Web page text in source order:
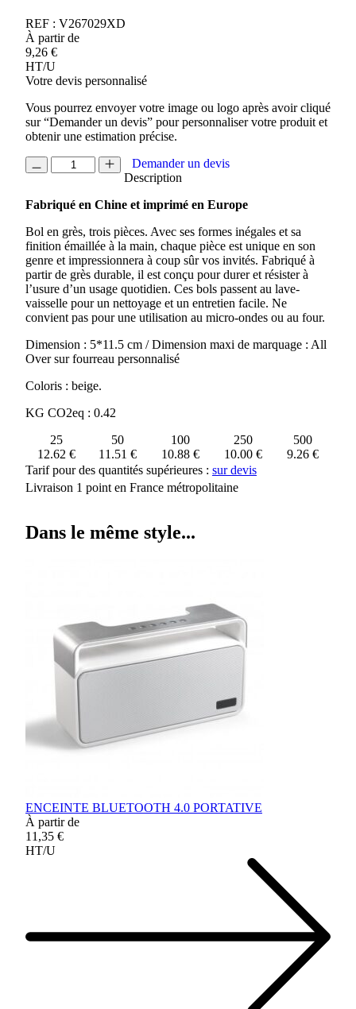
REF : V267029XD
À partir de
9,26 €
HT/U
Votre devis personnalisé
Vous pourrez envoyer votre image ou logo après avoir cliqué
sur “Demander un devis” pour personnaliser votre produit et
obtenir une estimation précise.
quantité
de
DE
BOLS
NUVEM
VINGA
Demander un devis
Description
Fabriqué en Chine et imprimé en Europe
Bol en grès, trois pièces. Avec ses formes inégales et sa
finition émaillée à la main, chaque pièce est unique en son
genre et impressionnera à coup sûr vos invités. Fabriqué à
partir de grès durable, il est conçu pour durer et résister à
l’usure d’un usage quotidien. Ces bols passent au lave-
vaisselle pour un nettoyage et un entretien facile. Ne
convient pas pour une utilisation au micro-ondes ou au four.
Dimension : 5*11.5 cm / Dimension maxi de marquage : All
Over sur fourreau personnalisé
Coloris : beige.
KG CO2eq : 0.42
25
50 100 250
500
12.62 €
11.51 € 10.88 € 10.00 €
9.26 €
Tarif pour des quantités supérieures : sur devis
Livraison 1 point en France métropolitaine
Dans le même style...
ENCEINTE BLUETOOTH 4.0 PORTATIVE
À partir de
11,35 €
HT/U